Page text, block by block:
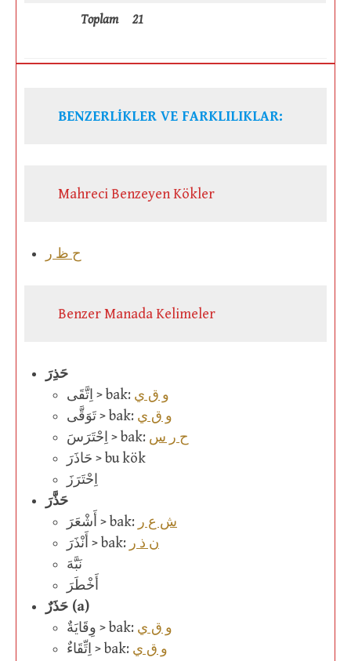
Toplam 21
BENZERLİKLER VE FARKLILIKLAR:
Mahreci Benzeyen Kökler
ح ظ ر
Benzer Manada Kelimeler
حَذِرَ
اِتَّقَى > bak: و ق ي
تَوَقَّى > bak: و ق ي
اِحْتَرَسَ > bak: ح ر س
حَاذَرَ > bu kök
اِحْتَرَزَ
حَذَّرَ
أَشْعَرَ > bak: ش ع ر
أَنْذَرَ > bak: ن ذ ر
نَبَّهَ
أَخْطَرَ
حَذَرٌ (a)
وِقَايَةٌ > bak: و ق ي
اِتِّقَاءٌ > bak: و ق ي